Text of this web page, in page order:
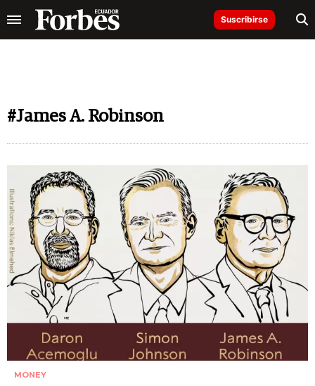
Suscribirse
#James A. Robinson
MONEY